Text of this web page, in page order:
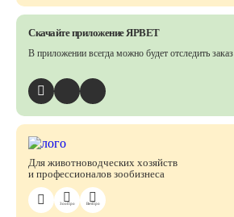
ЗооПро ВетПро
Для животноводческих хозяйств
и профессионалов зообизнеса
Скачайте приложение ЯРВЕТ
В приложении всегда можно будет отследить заказ